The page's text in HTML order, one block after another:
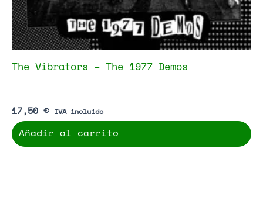
The Vibrators – The 1977 Demos
17,50 € IVA incluido
Añadir al carrito